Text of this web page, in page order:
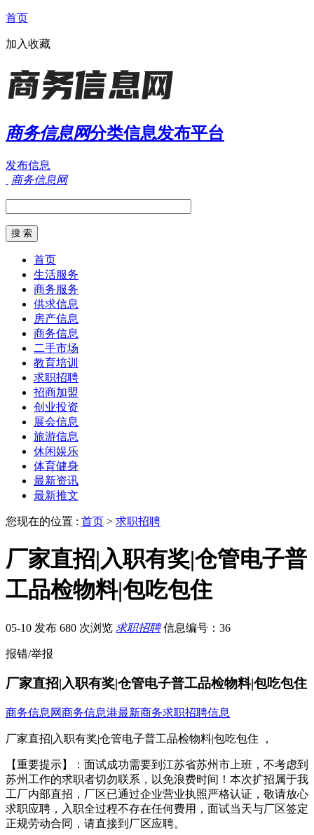
首页
加入收藏
商务信息网分类信息发布平台
发布信息
商务信息网
首页
生活服务
商务服务
供求信息
房产信息
商务信息
二手市场
教育培训
求职招聘
招商加盟
创业投资
展会信息
旅游信息
休闲娱乐
体育健身
最新资讯
最新推文
您现在的位置 : 首页 > 求职招聘
厂家直招|入职有奖|仓管电子普
工品检物料|包吃包住
05-10 发布 680 次浏览 求职招聘 信息编号：36
报错/举报
厂家直招|入职有奖|仓管电子普工品检物料|包吃包住
商务信息网商务信息港最新商务求职招聘信息
厂家直招|入职有奖|仓管电子普工品检物料|包吃包住 ，
【重要提示】：面试成功需要到江苏省苏州市上班，不考虑到
苏州工作的求职者切勿联系，以免浪费时间！本次扩招属于我
工厂内部直招，厂区已通过企业营业执照严格认证，敬请放心
求职应聘，入职全过程不存在任何费用，面试当天与厂区签定
正规劳动合同，请直接到厂区应聘。